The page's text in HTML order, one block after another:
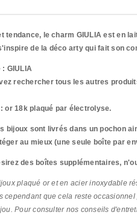
tendance, le charm GIULIA est en
de la déco arty qui fait son
GIULIA
rechercher tous les autres
or 18k plaqué par électrolyse.
bijoux sont livrés dans un pochon
au mieux (une seule boîte par
des boîtes supplémentaires,
plaqué or et en acier inoxydable
cependant que cela reste
Pour consulter nos conseils